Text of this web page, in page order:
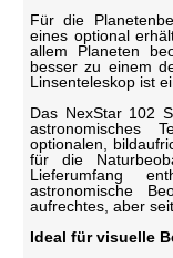
Für die
eines optional
allem Planeten
besser zu einem
Linsenteleskop ist
Das NexStar 102
astronomisches
optionalen,
für die
Lieferumfang
astronomische
aufrechtes, aber
Ideal für visuelle